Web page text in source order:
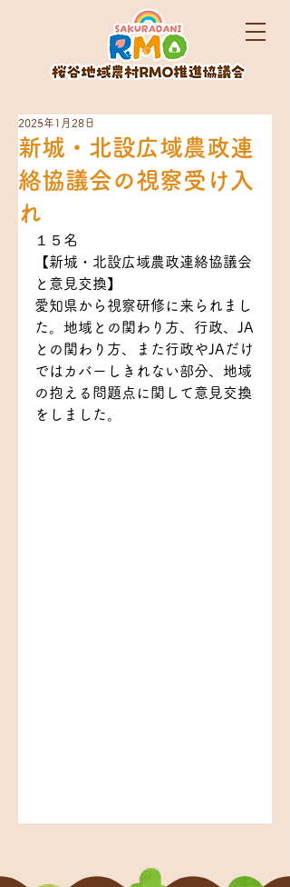
新城・北設広域農政連
絡協議会の視察受け入
れ
2025年1月28日
１５名
【新城・北設広域農政連絡協議会
と意見交換】
愛知県から視察研修に来られまし
た。地域との関わり方、行政、JA
との関わり方、また行政やJAだけ
ではカバーしきれない部分、地域
の抱える問題点に関して意見交換
をしました。